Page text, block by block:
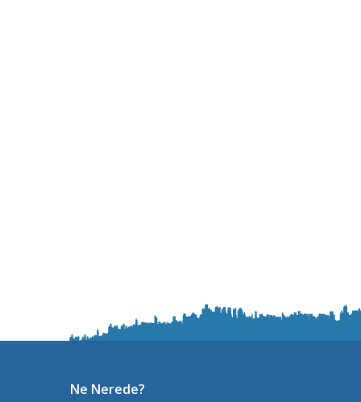
Ne Nerede?